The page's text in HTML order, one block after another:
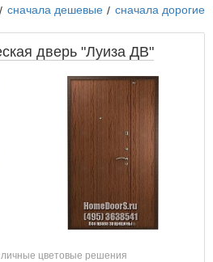
сначала дешевые сначала дорогие
дверь "Луиза ДВ"
цветовые решения